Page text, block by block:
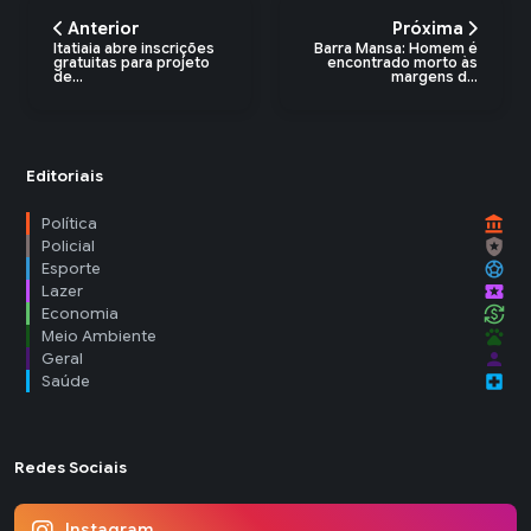
Anterior
Itatiaia abre inscrições
gratuitas para projeto
de...
Próxima
Barra Mansa: Homem é
encontrado morto às
margens d...
Editoriais
Política account_balance
Policial local_police
Esporte sports_soccer
Lazer local_activity
Economia currency_exchange
Meio Ambiente pets
Geral person
Saúde local_hospital
Redes Sociais